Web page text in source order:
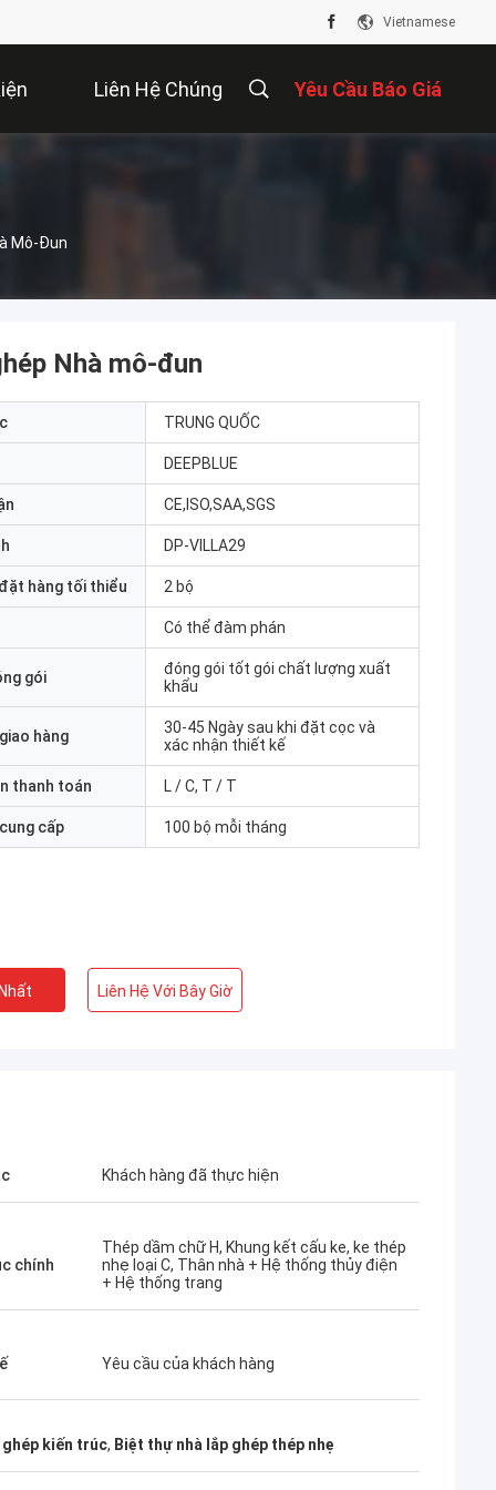
Vietnamese
Liên Hệ Chúng Yêu Cầu Báo Giá
Mô-Đun
rất nghiêm
tin tưởng họ.
được trở thành đối tác và tôi cũng rất vui
khi trở thành những người bạn trong cuộc
Nhà mô-đun
TRUNG QUỐC
DEEPBLUE
CE,ISO,SAA,SGS
DP-VILLA29
hàng tối thiểu 2 bộ
Có thể đàm phán
gói
đóng gói tốt gói chất lượng xuất
khẩu
hàng
30-45 Ngày sau khi đặt cọc và
xác nhận thiết kế
thanh toán L / C, T / T
cấp 100 bộ mỗi tháng
Liên Hệ Với Bây Giờ
Khách hàng đã thực hiện
chính
Thép dầm chữ H, Khung kết cấu ke, ke thép
nhẹ loại C, Thân nhà + Hệ thống thủy điện
+ Hệ thống trang
Yêu cầu của khách hàng
ghép kiến ​​trúc, Biệt thự nhà lắp ghép thép nhẹ